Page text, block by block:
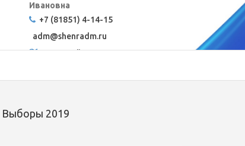
Ивановна
+7 (81851) 4-14-15
adm@shenradm.ru
Карта сайта
Выборы 2019